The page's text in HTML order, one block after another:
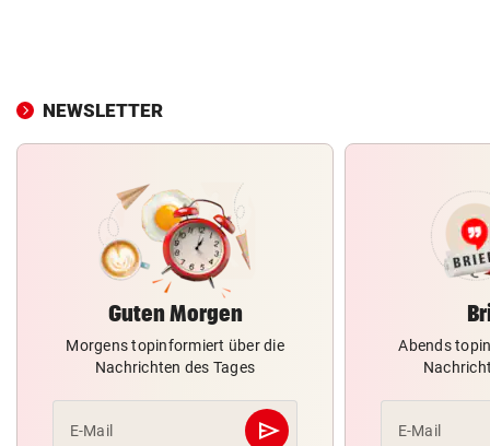
NEWSLETTER
Guten Morgen
Morgens topinformiert über die
Nachrichten des Tages
E-Mail send
Abschicken
Abends
E-Mail